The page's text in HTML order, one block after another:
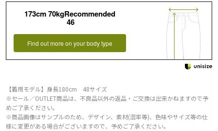
173cm 70kgRecommended
46
Find out more on your body type
【着用モデル】身長180cm 48サイズ
※セール／OUTLET商品は、不良品以外の返品・ご交換は出来かねますので予
めご了承ください。
※商品画像はサンプルのため、デザイン、素材(混率等)、色味やサイズ等の仕
様に変更がある場合がございますので、予めご了承ください。